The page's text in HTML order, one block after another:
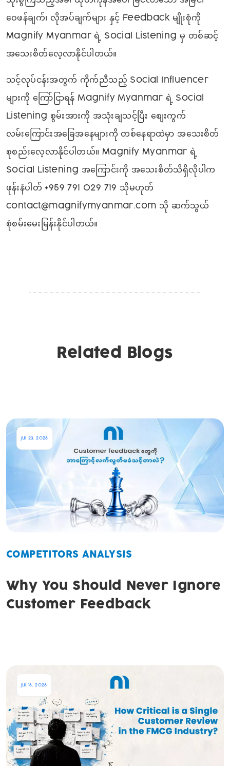
ဝေဖန်ချက်၊ လိုအပ်ချက်များ နှင့် Feedback မျိုးစုံကို
Magnify Myanmar ရဲ့ Social Listening မှ တစ်ဆင့်
အသေးစိတ်လေ့လာနိုင်ပါတယ်။
သင့်လုပ်ငန်းအတွက် ကိုက်ညီသည့် Social Influencer
များကို ကြော်ငြာရန် Magnify Myanmar ရဲ့ Social
Listening စွမ်းအားကို အသုံးချသင့်ပြီး စျေးကွက်
လမ်းကြောင်းအခြေအနေများကို တစ်နေရာထဲမှာ အသေးစိတ်
စုစည်းလေ့လာနိုင်ပါတယ်။ Magnify Myanmar ရဲ့
Social Listening အကြောင်းကို အသေးစိတ်သိရှိလိုပါက
ဖုန်းနံပါတ် +959 791 029 719 သိုမဟုတ်
contact@magnifymyanmar.com သို ဆက်သွယ်
စုံစမ်းမေးမြန်းနိုင်ပါတယ်။
Related Blogs
Jul 23, 2026
COMPETITORS ANALYSIS
Why You Should Never Ignore
Customer Feedback
Jul 16, 2026